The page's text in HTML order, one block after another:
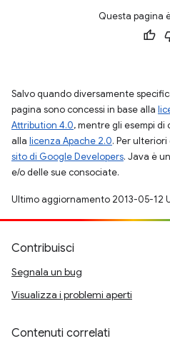
Questa pagina
Salvo quando diversamente
pagina sono concessi in base alla
Attribution 4.0, mentre gli esempi di
alla licenza Apache 2.0. Per
sito di Google Developers. Java è
e/o delle sue consociate.
Ultimo aggiornamento 2013-05-12
Contribuisci
Segnala un bug
Visualizza i problemi aperti
Contenuti correlati